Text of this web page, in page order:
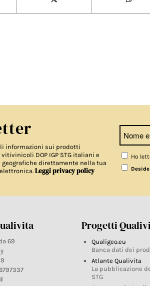
informazioni sui prodotti
DOP IGP STG italiani e
direttamente nella tua
Leggi privacy policy
Ho
69
Progetti
Qualigeo.eu
Banca dati dei
Atlante Qualivita
La pubblicazione
STG